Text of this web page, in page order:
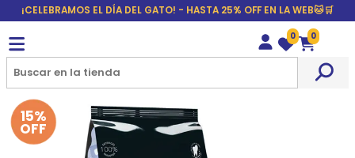
¡CELEBRAMOS EL DÍA DEL GATO! - HASTA 25% OFF EN LA WEB🐱🛒
Wishlist
0
Carrito
0
15%
OFF